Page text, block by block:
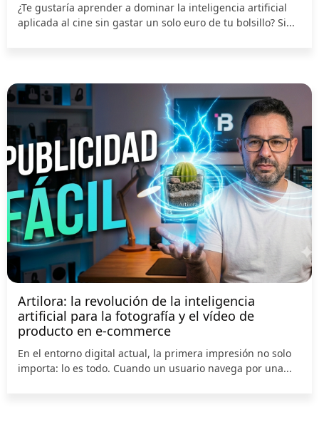
¿Te gustaría aprender a dominar la inteligencia artificial
aplicada al cine sin gastar un solo euro de tu bolsillo? Si...
Artilora: la revolución de la inteligencia
artificial para la fotografía y el vídeo de
producto en e-commerce
En el entorno digital actual, la primera impresión no solo
importa: lo es todo. Cuando un usuario navega por una...